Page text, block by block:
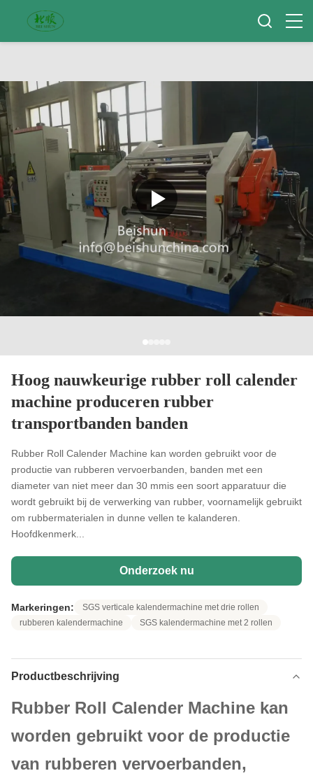
Hoog nauwkeurige rubber roll calender
machine produceren rubber
transportbanden banden
Rubber Roll Calender Machine kan worden gebruikt voor de
productie van rubberen vervoerbanden, banden met een
diameter van niet meer dan 30 mmis een soort apparatuur die
wordt gebruikt bij de verwerking van rubber, voornamelijk gebruikt
om rubbermaterialen in dunne vellen te kalanderen.
Hoofdkenmerk...
Onderzoek nu
Markeringen:
SGS verticale kalendermachine met drie rollen
rubberen kalendermachine
SGS kalendermachine met 2 rollen
Productbeschrijving
Rubber Roll Calender Machine kan
worden gebruikt voor de productie
van rubberen vervoerbanden,